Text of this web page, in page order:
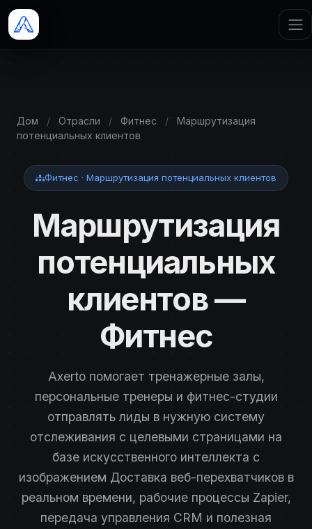
Дом / Отрасли / Фитнес /
Маршрутизация
потенциальных клиентов
Фитнес · Маршрутизация потенциальных клиентов
Маршрутизация
потенциальных
клиентов —
Фитнес
Axerto помогает тренажерные залы,
персональные тренеры и фитнес-студии
отправлять лиды в нужную систему
отслеживания с целевыми страницами на
базе искусственного интеллекта с
изображением Доставка веб-перехватчиков в
реальном времени, рабочие процессы Zapier,
передача управления CRM и полезная